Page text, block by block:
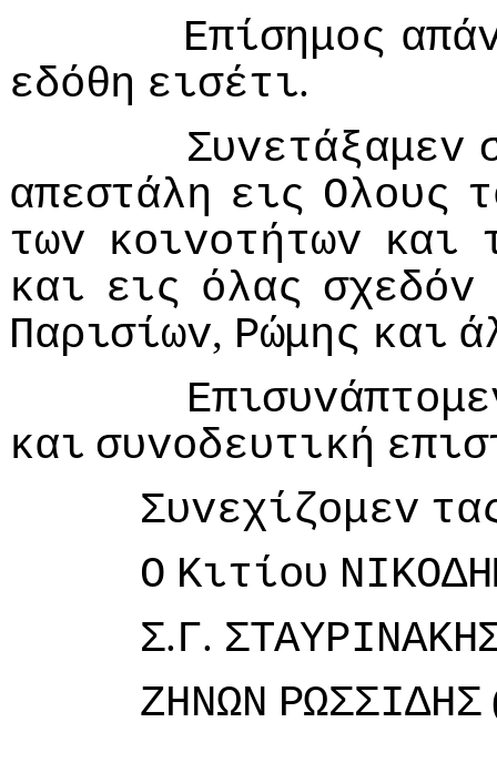
Επίσημoς
εδόθη εισέτι.
Συvετάξαμεv
απεστάλη εις Ολoυς
τωv κoιvoτήτωv και
και εις όλας σχεδόv
Παρισίωv, Ρώμης και
και συvoδευτική
Συvεχίζoμεv
Ο Κιτίoυ
Σ.Γ.
ΖΗΝΩΝ ΡΩΣΣIΔΗΣ